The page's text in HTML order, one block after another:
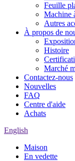
Feuille
Machine
Autres
À propos de
Histoire
Marché
Contactez-nous
Nouvelles
FAQ
Centre d'aide
Achats
English
Maison
En vedette